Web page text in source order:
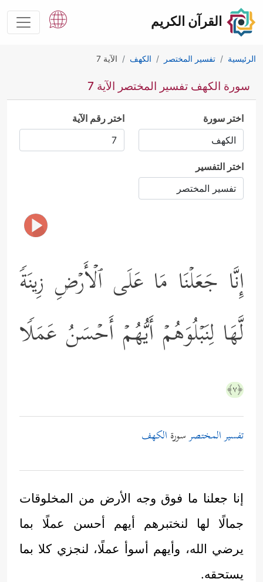
القرآن الكريم
الرئيسية تفسير المختصر الكهف الآية 7
سورة الكهف تفسير المختصر الآية 7
اختر سورة اختر رقم الآية
اختر التفسير
إِنَّا جَعَلۡنَا مَا عَلَى ٱلۡأَرۡضِ زِینَةࣰ
لَّهَا لِنَبۡلُوَهُمۡ أَیُّهُمۡ أَحۡسَنُ عَمَلࣰا
﴿٧﴾
تفسير المختصرسورة الكهف
إنا جعلنا ما فوق وجه الأرض من المخلوقات
جمالًا لها لنختبرهم أيهم أحسن عملًا بما
يرضي الله، وأيهم أسوأ عملًا، لنجزي كلا بما
يستحقه.